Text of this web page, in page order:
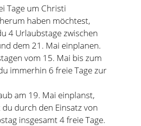
Tage um Christi
haben möchtest,
4 Urlaubstage zwischen
dem 21. Mai einplanen.
vom 15. Mai bis zum
immerhin 6 freie Tage zur
am 19. Mai einplanst,
durch den Einsatz von
insgesamt 4 freie Tage.